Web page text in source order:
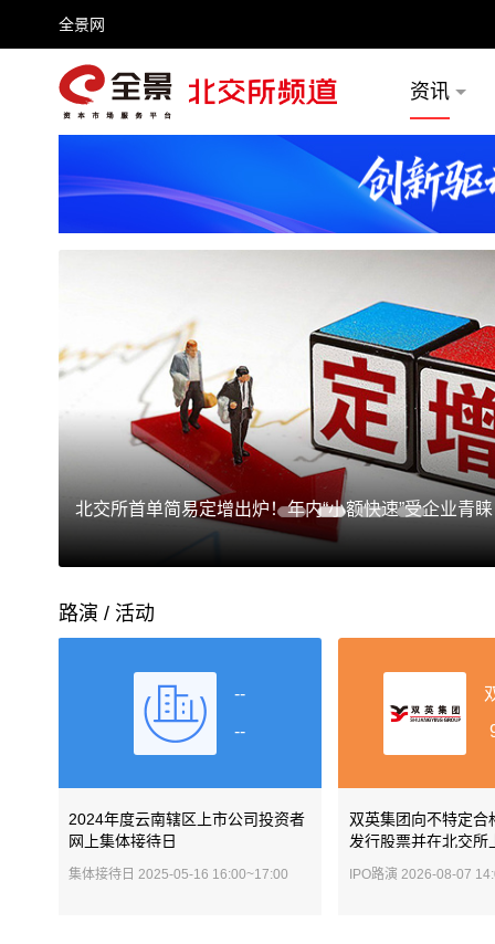
全景网
头条号 百家号
资讯
推荐
北交所首单简易定增出炉！年内“小额快速”受企业青睐
路演 / 活动
--
--
2024年度云南辖区上市公司投资者
网上集体接待日
集体接待日 2025-05-16 16:00~17:00
双英集团向不特定合
发行股票并在北交所
IPO路演 2026-08-07